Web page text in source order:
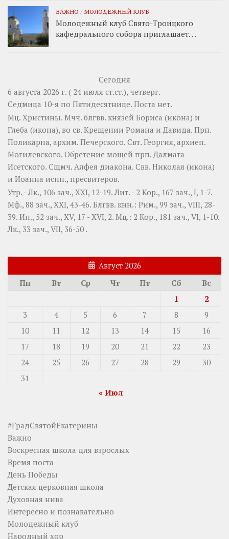
ВАЖНО / МОЛОДЕЖНЫЙ КЛУБ
Молодежный клуб Свято-Троицкого
кафедрального собора приглашает. . .
Сегодня
6 августа 2026 г. ( 24 июля ст.ст.), четверг.
Седмица 10-я по Пятидесятнице. Поста нет.
Мц. Христины. Мчч. блгвв. князей Бориса (икона) и
Глеба (икона), во св. Крещении Романа и Давида. Прп.
Поликарпа, архим. Печерского. Свт. Георгия, архиеп.
Могилевского. Обретение мощей прп.Далмата
Исетского. Сщмч. Алфея диакона. Свв. Николая (икона)
и Иоанна испп., пресвитеров.
Утр. -Лк., 106 зач., XXI, 12-19.Лит. - 2 Кор., 167 зач., I, 1-7.
Мф., 88 зач., XXI, 43-46. Блгвв. кнн.: Рим., 99 зач., VIII, 28-
39. Ин., 52 зач., XV, 17 - XVI, 2. Мц.: 2 Кор., 181 зач., VI, 1-10.
Лк., 33 зач., VII, 36-50 .
Август 2026
Пн
Вт Ср Чт Пт Сб
Вс
1
2
3
4 5 6 7 8
9
10
11 12 13 14 15
16
17
18 19 20 21 22
23
24
25 26 27 28 29
30
31
« Июл
#ГрадСвятойЕкатерины
Важно
Воскресная школа для взрослых
Время поста
День Победы
Детская церковная школа
Духовная нива
Интересно и познавательно
Молодежный клуб
Народный хор